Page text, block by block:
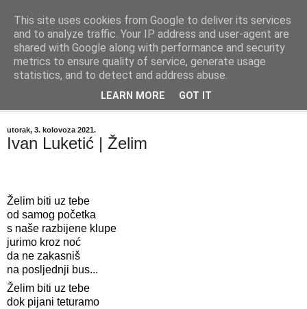
"Kvaka"
Časopis za književnost ISSN 2459-5632
utorak, 3. kolovoza 2021.
Ivan Luketić | Želim
Želim biti uz tebe
od samog početka
s naše razbijene klupe
jurimo kroz noć
da ne zakasniš
na posljednji bus...
Želim biti uz tebe
dok pijani teturamo
This site uses cookies from Google to deliver its services
and to analyze traffic. Your IP address and user-agent are
shared with Google along with performance and security
metrics to ensure quality of service, generate usage
statistics, and to detect and address abuse.
LEARN MORE GOT IT